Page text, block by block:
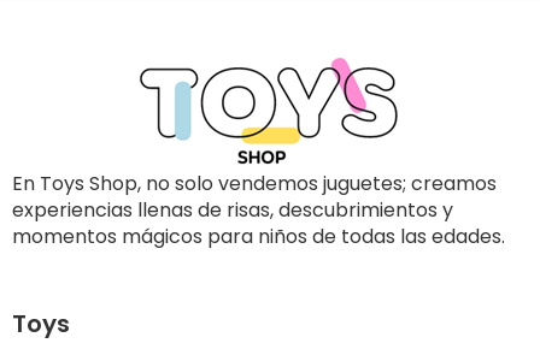
En Toys Shop, no solo vendemos juguetes; creamos
experiencias llenas de risas, descubrimientos y
momentos mágicos para niños de todas las edades.
Toys